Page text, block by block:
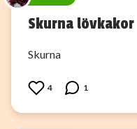
Skurna lövkakor
Skurna
4 1